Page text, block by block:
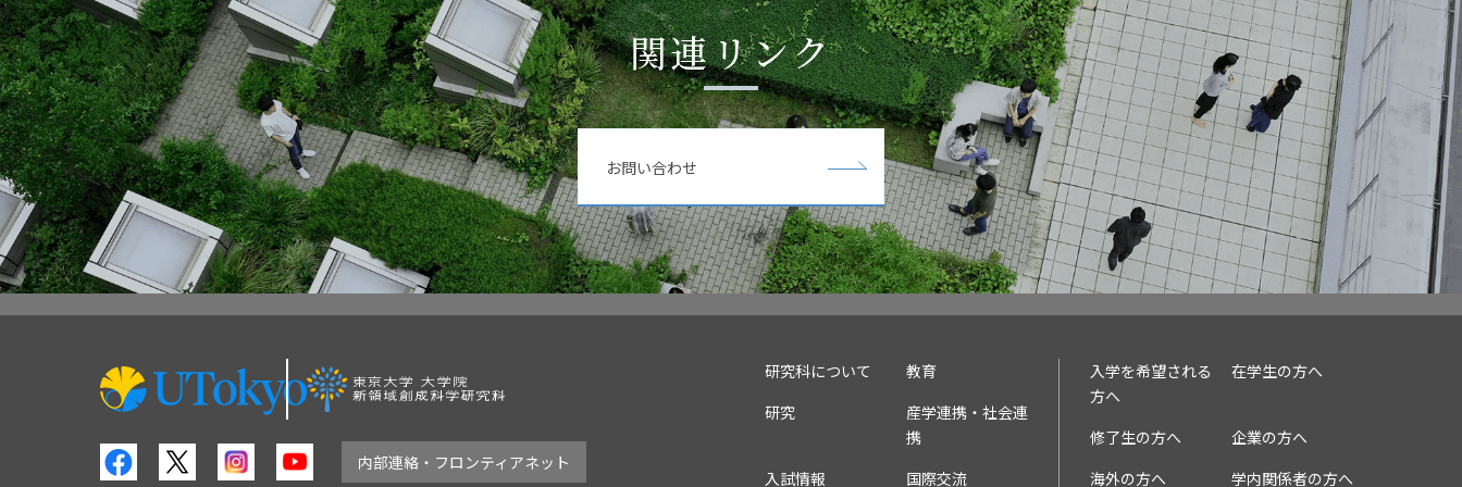
関連リンク
お問い合わせ
内部連絡・フロンティアネット
研究科について
教育
研究
産学連携・社会連
携
入試情報
国際交流
入学を希望される
方へ
在学生の方へ
修了生の方へ
企業の方へ
海外の方へ
学内関係者の方へ